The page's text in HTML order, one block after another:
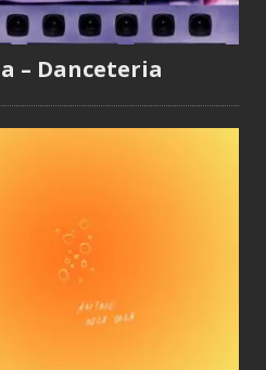
– Danceteria